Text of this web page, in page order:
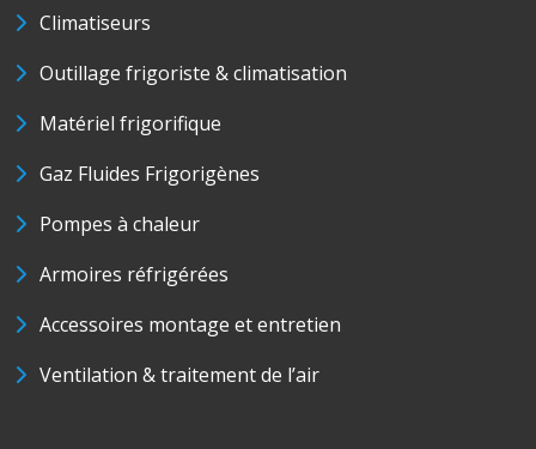
Climatiseurs
Outillage frigoriste & climatisation
Matériel frigorifique
Gaz Fluides Frigorigènes
Pompes à chaleur
Armoires réfrigérées
Accessoires montage et entretien
Ventilation & traitement de l’air